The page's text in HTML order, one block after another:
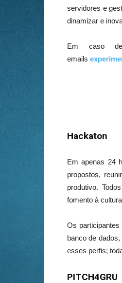
servidores e
dinamizar e
Em caso
emails
Hackaton
Em apenas 24
propostos,
produtivo.
fomento à
Os
banco de
esses perfis;
PITCH4GRU